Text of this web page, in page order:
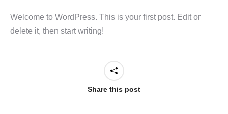
Welcome to WordPress. This is your first post. Edit or
delete it, then start writing!
Share this post